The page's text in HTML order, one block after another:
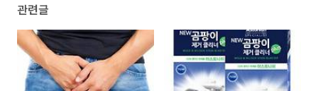
관련글